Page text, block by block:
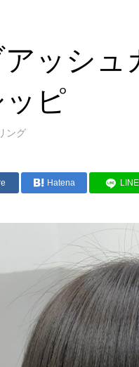
ッシュ
ピ
ング
Hatena LINE